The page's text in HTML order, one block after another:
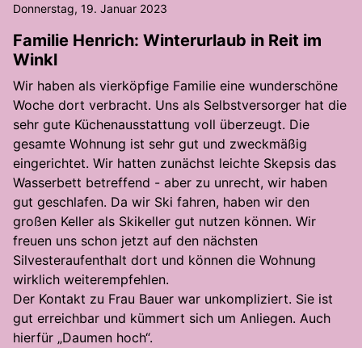
Donnerstag, 19. Januar 2023
Familie Henrich: Winterurlaub in Reit im
Winkl
Wir haben als vierköpfige Familie eine wunderschöne
Woche dort verbracht. Uns als Selbstversorger hat die
sehr gute Küchenausstattung voll überzeugt. Die
gesamte Wohnung ist sehr gut und zweckmäßig
eingerichtet. Wir hatten zunächst leichte Skepsis das
Wasserbett betreffend - aber zu unrecht, wir haben
gut geschlafen. Da wir Ski fahren, haben wir den
großen Keller als Skikeller gut nutzen können. Wir
freuen uns schon jetzt auf den nächsten
Silvesteraufenthalt dort und können die Wohnung
wirklich weiterempfehlen.
Der Kontakt zu Frau Bauer war unkompliziert. Sie ist
gut erreichbar und kümmert sich um Anliegen. Auch
hierfür „Daumen hoch“.